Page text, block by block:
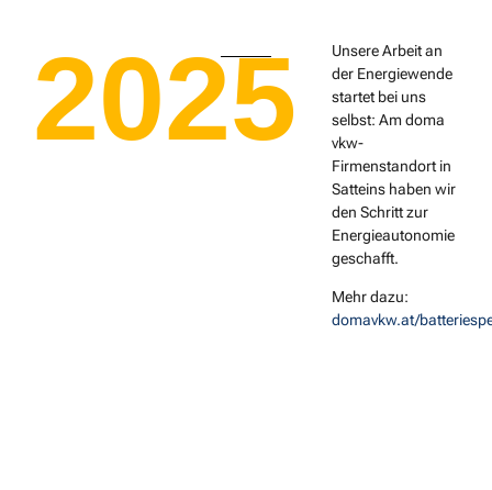
2025
Unsere Arbeit an
der Energiewende
startet bei uns
selbst: Am doma
vkw-
Firmenstandort in
Satteins haben wir
den Schritt zur
Energieautonomie
geschafft.
Mehr dazu:
domavkw.at/